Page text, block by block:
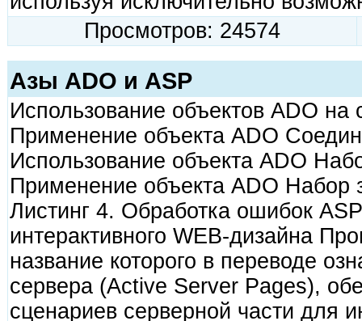
Просмотров: 24574
Азы ADO и ASP
Использование объектов ADO на
Применение объекта ADO
Использование объекта ADO
Применение объекта ADO Набор
Листинг 4. Обработка ошибок
интерактивного WEB-дизайна
название которого в переводе
сервера (Active Server Pages),
сценариев серверной части для